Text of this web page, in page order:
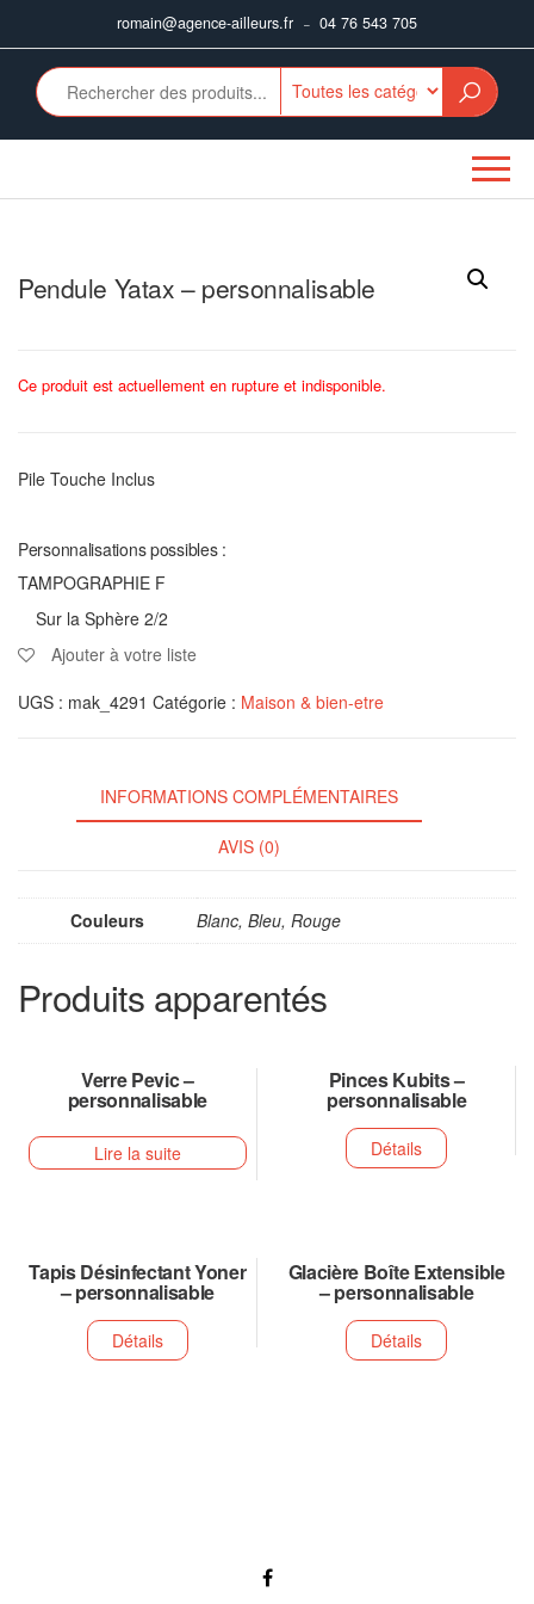
romain@agence-ailleurs.fr – 04 76 543 705
Pendule Yatax – personnalisable
Ce produit est actuellement en rupture et indisponible.
Pile Touche Inclus
Personnalisations possibles :
TAMPOGRAPHIE F
Sur la Sphère 2/2
Ajouter à votre liste
UGS : mak_4291 Catégorie : Maison & bien-etre
INFORMATIONS COMPLÉMENTAIRES
AVIS (0)
Couleurs Blanc, Bleu, Rouge
Produits apparentés
Verre Pevic –
personnalisable
Lire la suite
Pinces Kubits –
personnalisable
Détails
Tapis Désinfectant Yoner
– personnalisable
Détails
Glacière Boîte Extensible
– personnalisable
Détails